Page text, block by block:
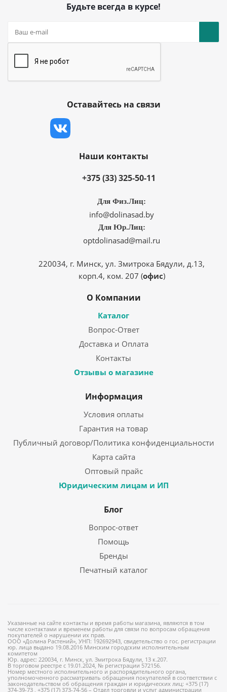
Будьте всегда в курсе!
Оставайтесь на связи
Наши контакты
+375 (33) 325-50-11
Для Физ.Лиц:
info@dolinasad.by
Для Юр.Лиц:
optdolinasad@mail.ru
220034, г. Минск, ул. Змитрока Бядули, д.13,
корп.4, ком. 207 (офис)
О Компании
Каталог
Вопрос-Ответ
Доставка и Оплата
Контакты
Отзывы о магазине
Информация
Условия оплаты
Гарантия на товар
Публичный договор/Политика конфиденциальности
Карта сайта
Оптовый прайс
Юридическим лицам и ИП
Блог
Вопрос-ответ
Помощь
Бренды
Печатный каталог
Указанные на сайте контакты и время работы магазина, являются в том
числе контактами и временем работы для связи по вопросам обращения
покупателей о нарушении их прав.
ООО «Долина Растений», УНП: 192692943, свидетельство о гос. регистрации
юр. лица выдано 19.08.2016 Минским городским исполнительным
комитетом
Юр. адрес: 220034, г. Минск, ул. Змитрока Бядули, 13 к.207.
В торговом реестре с 19.01.2024, № регистрации 572156.
Номер местного исполнительного и распорядительного органа,
уполномоченного рассматривать обращения покупателей в соответствии с
законодательством об обращения граждан и юридических лиц: +375 (17)
374-39-73 , +375 (17) 373-74-56 – Отдел торговли и услуг администрации